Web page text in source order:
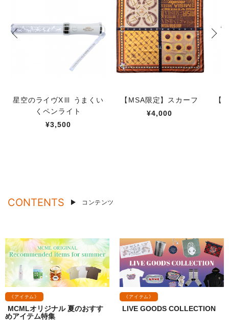
星空のライヴXⅢ うまくい
くペンライト
¥3,500
【MSA限定】スカーフ
¥4,000
【
CONTENTS コンテンツ
《アイテム》
MCMLオリジナル 夏のおすす
めアイテム特集
《アイテム》
LIVE GOODS COLLECTION